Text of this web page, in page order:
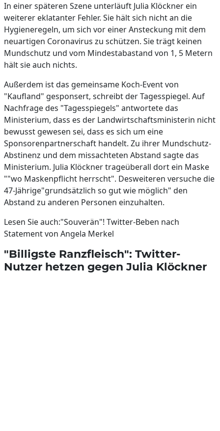
In einer späteren Szene unterläuft Julia Klöckner ein
weiterer eklatanter Fehler. Sie hält sich nicht an die
Hygieneregeln, um sich vor einer Ansteckung mit dem
neuartigen Coronavirus zu schützen. Sie trägt keinen
Mundschutz und vom Mindestabastand von 1, 5 Metern
hält sie auch nichts.
Außerdem ist das gemeinsame Koch-Event von
"Kaufland" gesponsert, schreibt der Tagesspiegel. Auf
Nachfrage des "Tagesspiegels" antwortete das
Ministerium, dass es der Landwirtschaftsministerin nicht
bewusst gewesen sei, dass es sich um eine
Sponsorenpartnerschaft handelt. Zu ihrer Mundschutz-
Abstinenz und dem missachteten Abstand sagte das
Ministerium. Julia Klöckner trageüberall dort ein Maske
""wo Maskenpflicht herrscht". Desweiteren versuche die
47-Jährige"grundsätzlich so gut wie möglich" den
Abstand zu anderen Personen einzuhalten.
Lesen Sie auch:"Souverän"! Twitter-Beben nach
Statement von Angela Merkel
"Billigste Ranzfleisch": Twitter-
Nutzer hetzen gegen Julia Klöckner